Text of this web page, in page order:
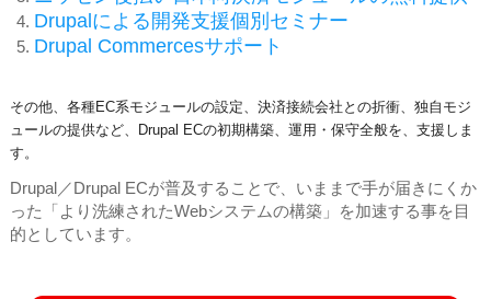
Drupalによる開発支援個別セミナー
Drupal Commercesサポート
その他、各種EC系モジュールの設定、決済接続会社との折衝、独自モジ
ュールの提供など、Drupal ECの初期構築、運用・保守全般を、支援しま
す。
Drupal／Drupal ECが普及することで、いままで手が届きにくか
った「より洗練されたWebシステムの構築」を加速する事を目
的としています。